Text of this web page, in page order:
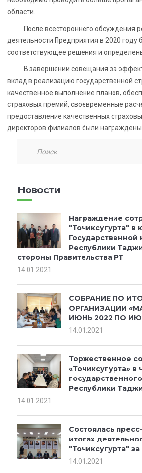
области.
После всестороннего обсуждения
деятельности Предприятия в 2020 году
соответствующее решения и
В завершении совещания за
вклад в реализацию государственной
качественное выполнение планов,
страховых премий, своевременные
предоставление качественных
директоров филиалов были награждены
Новости
Награждение
"Точиксугурта" в
Государственной
Республики
стороны Правительства РТ
14.01.2021
СОБРАНИЕ ПО
ОРГАНИЗАЦИИ
ИЮНЬ 2022 ПО
14.01.2021
Торжественное
«Точиксугурта» в
Республики
14.01.2021
Состоялась
итогах
"Точиксугурта"
14.01.2021